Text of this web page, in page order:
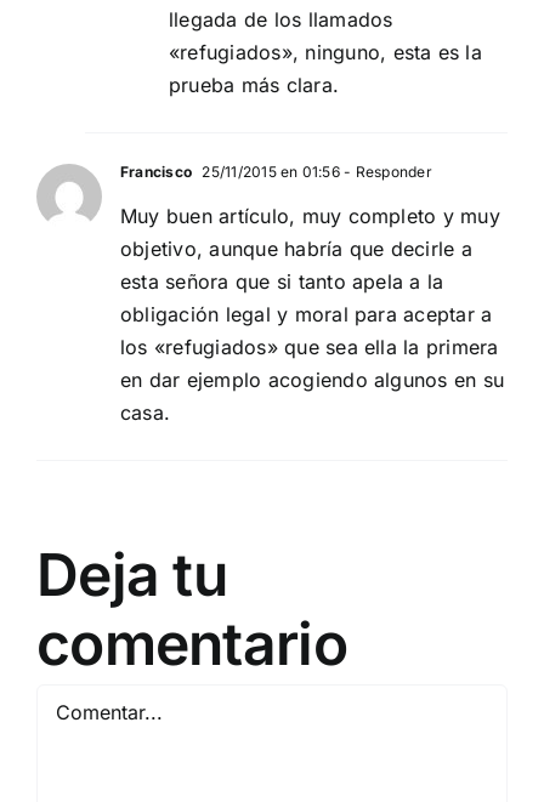
llegada de los llamados
«refugiados», ninguno, esta es la
prueba más clara.
Francisco 25/11/2015 en 01:56- Responder
Muy buen artículo, muy completo y muy
objetivo, aunque habría que decirle a
esta señora que si tanto apela a la
obligación legal y moral para aceptar a
los «refugiados» que sea ella la primera
en dar ejemplo acogiendo algunos en su
casa.
Deja tu
comentario